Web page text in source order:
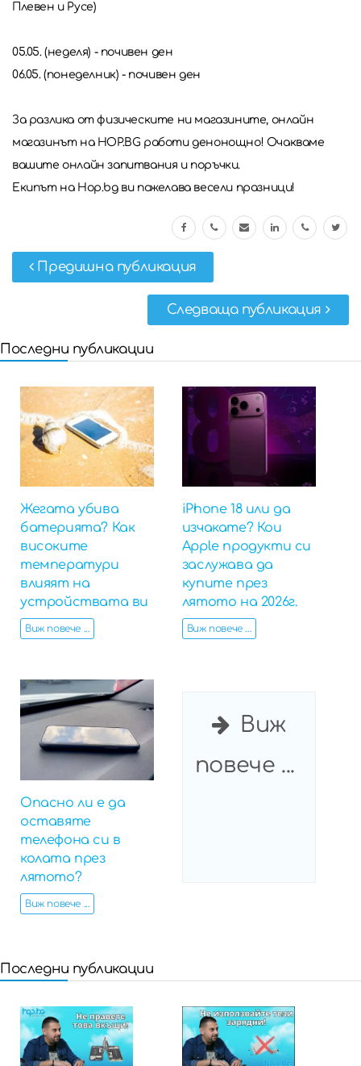
Плевен и Русе)
05.05. (неделя) - почивен ден
06.05. (понеделник) - почивен ден
За разлика от физическите ни магазините, онлайн
магазинът на HOP.BG работи денонощно! Очакваме
вашите онлайн запитвания и поръчки.
Екипът на Hop.bg ви пожелава весели празници!
Предишна публикация
Следваща публикация
Последни публикации
Жегата убива
батерията? Как
високите
температури
влияят на
устройствата ви
Виж повече ...
iPhone 18 или да
изчакате? Кои
Apple продукти си
заслужава да
купите през
лятото на 2026г.
Виж повече ...
Опасно ли е да
оставяте
телефона си в
колата през
лятото?
Виж повече ...
Виж
повече ...
Последни публикации